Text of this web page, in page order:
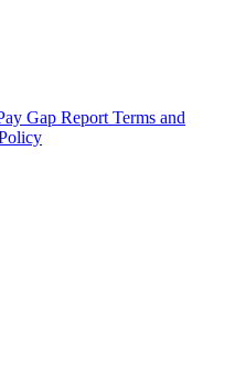
Gap Report Terms and